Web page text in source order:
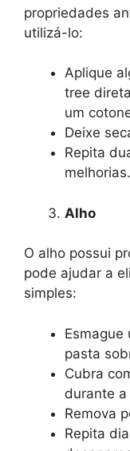
propriedades
utilizá-lo:
Aplique
tree
um
Deixe
Repita
melhorias.
Alho
O alho possui
pode ajudar a
simples:
Esmague
pasta
Cubra
durante a
Remova
Repita